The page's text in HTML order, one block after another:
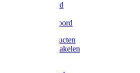
Metselkoord
Elastisch koord
Afdekproducten
Heffen en takelen